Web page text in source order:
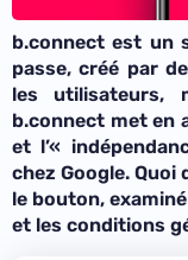
b.connect est un
passe, créé par
les utilisateurs,
b.connect met en
et l’«
chez Google. Quoi
le bouton,
et les conditions